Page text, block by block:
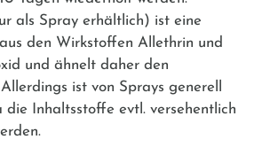
als Spray erhältlich) ist eine
den Wirkstoffen Allethrin und
und ähnelt daher den
ist von Sprays generell
die Inhaltsstoffe evtl. versehentlich